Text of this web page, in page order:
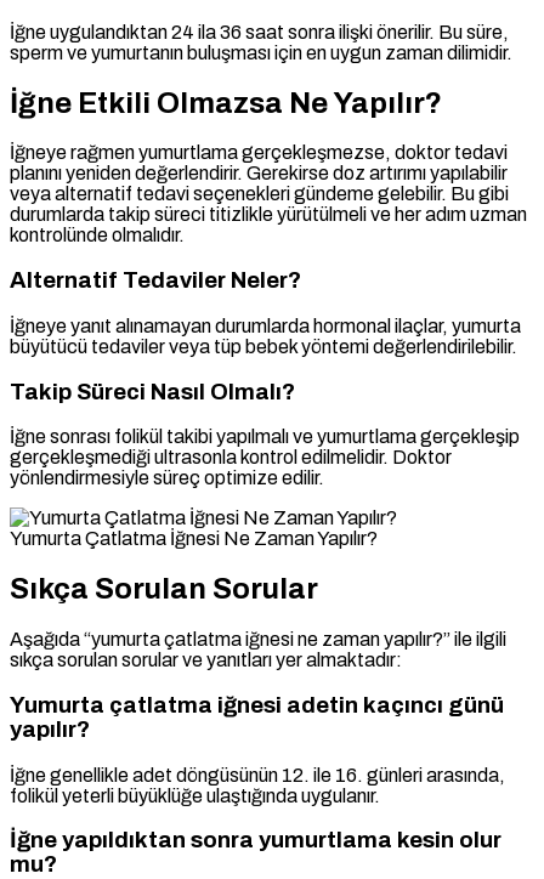
İğne uygulandıktan 24 ila 36 saat sonra ilişki önerilir. Bu süre,
sperm ve yumurtanın buluşması için en uygun zaman dilimidir.
İğne Etkili Olmazsa Ne Yapılır?
İğneye rağmen yumurtlama gerçekleşmezse, doktor tedavi
planını yeniden değerlendirir. Gerekirse doz artırımı yapılabilir
veya alternatif tedavi seçenekleri gündeme gelebilir. Bu gibi
durumlarda takip süreci titizlikle yürütülmeli ve her adım uzman
kontrolünde olmalıdır.
Alternatif Tedaviler Neler?
İğneye yanıt alınamayan durumlarda hormonal ilaçlar, yumurta
büyütücü tedaviler veya tüp bebek yöntemi değerlendirilebilir.
Takip Süreci Nasıl Olmalı?
İğne sonrası folikül takibi yapılmalı ve yumurtlama gerçekleşip
gerçekleşmediği ultrasonla kontrol edilmelidir. Doktor
yönlendirmesiyle süreç optimize edilir.
Yumurta Çatlatma İğnesi Ne Zaman Yapılır?
Sıkça Sorulan Sorular
Aşağıda “yumurta çatlatma iğnesi ne zaman yapılır?” ile ilgili
sıkça sorulan sorular ve yanıtları yer almaktadır:
Yumurta çatlatma iğnesi adetin kaçıncı günü
yapılır?
İğne genellikle adet döngüsünün 12. ile 16. günleri arasında,
folikül yeterli büyüklüğe ulaştığında uygulanır.
İğne yapıldıktan sonra yumurtlama kesin olur
mu?